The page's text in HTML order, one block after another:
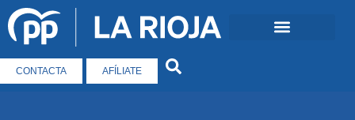
CONTACTA AFÍLIATE